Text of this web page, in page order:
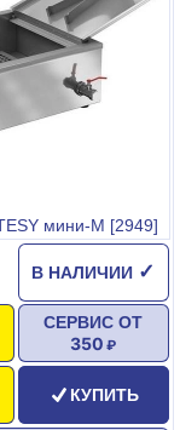
мини-M [2949]
В НАЛИЧИИ ✓
СЕРВИС ОТ
350
КУПИТЬ